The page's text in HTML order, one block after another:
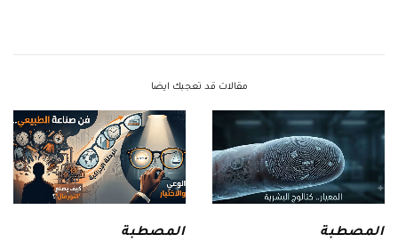
مقالات قد تعجبك ايضا
المصطبة المصطبة